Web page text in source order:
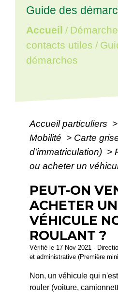
Guide des
Accueil /
contacts utiles /
démarches
Accueil particuliers >
Mobilité > Carte
d'immatriculation) >
ou acheter un
PEUT-ON
ACHETER UN
VÉHICULE
ROULANT ?
Vérifié le 17 Nov 2021 -
et administrative (Première
Non, un véhicule qui
rouler (voiture,